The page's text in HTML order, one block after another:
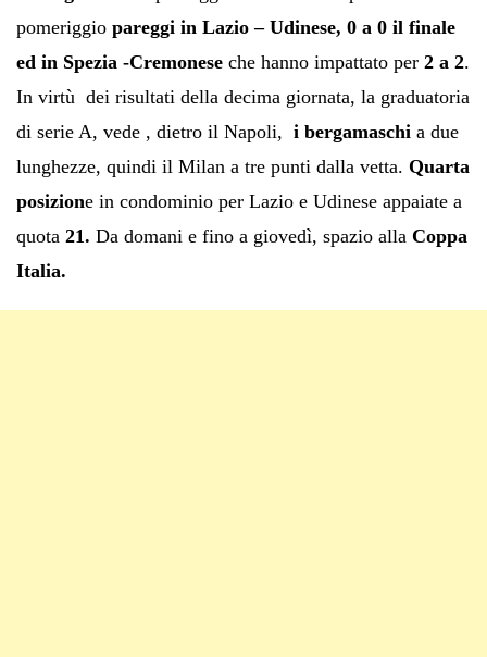
pomeriggio pareggi in Lazio – Udinese, 0 a 0 il finale
ed in Spezia -Cremonese che hanno impattato per 2 a 2.
In virtù dei risultati della decima giornata, la graduatoria
di serie A, vede , dietro il Napoli, i bergamaschi a due
lunghezze, quindi il Milan a tre punti dalla vetta. Quarta
posizione in condominio per Lazio e Udinese appaiate a
quota 21. Da domani e fino a giovedì, spazio alla Coppa
Italia.